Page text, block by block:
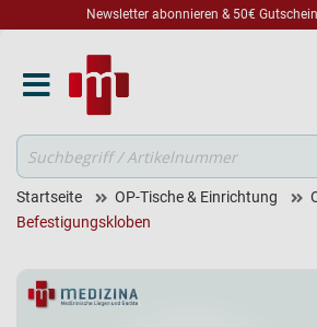
Newsletter abonnieren & 50€
Suche
Startseite OP-Tische & Einrichtung
Befestigungskloben